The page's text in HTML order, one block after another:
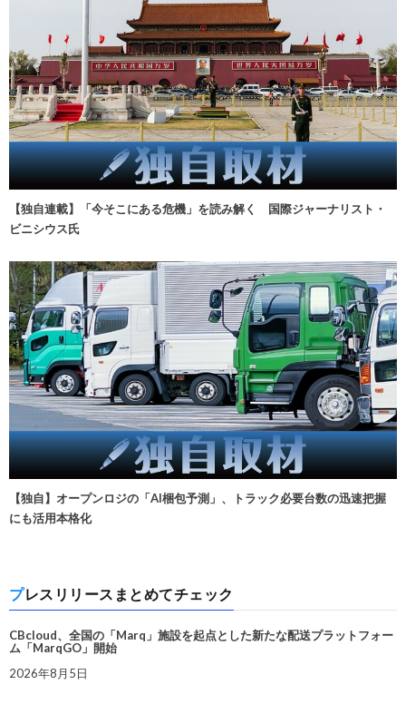
【独自連載】「今そこにある危機」を読み解く 国際ジャーナリスト・
ビニシウス氏
【独自】オープンロジの「AI梱包予測」、トラック必要台数の迅速把握
にも活用本格化
プレスリリースまとめてチェック
CBcloud、全国の「Marq」施設を起点とした新たな配送プラットフォー
ム「MarqGO」開始
2026年8月5日